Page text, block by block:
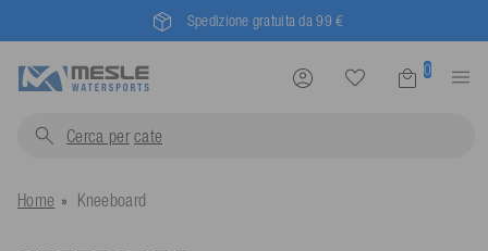
Mesle® - dal 1955
0
Cerca per
Home Kneeboard